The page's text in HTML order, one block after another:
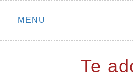
Skip
MENU
Te